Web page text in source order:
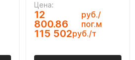
Цена:
12
800.86
руб./
пог.м
115 502руб./т